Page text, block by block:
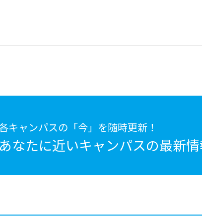
キャンパスの「今」を随時更新！
あなたに近いキャンパスの最新